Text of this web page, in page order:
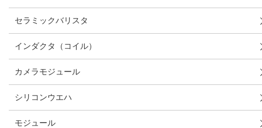
セラミックバリスタ
インダクタ（コイル）
カメラモジュール
シリコンウエハ
モジュール